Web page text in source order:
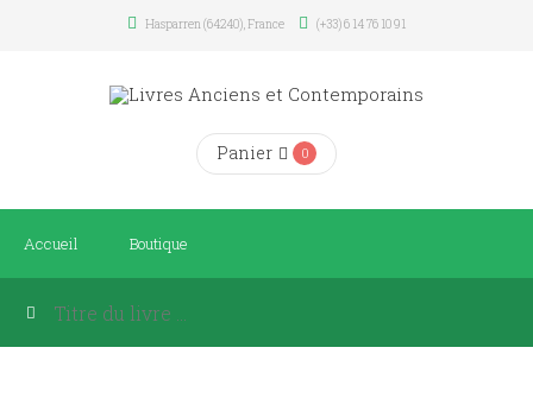
Hasparren (64240), France (+33) 6 14 76 10 91
Panier 0
Accueil Boutique